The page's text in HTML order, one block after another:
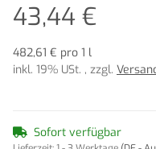
43,44 €
482,61 € pro 1 l
inkl. 19% USt. , zzgl.
Sofort verfügbar